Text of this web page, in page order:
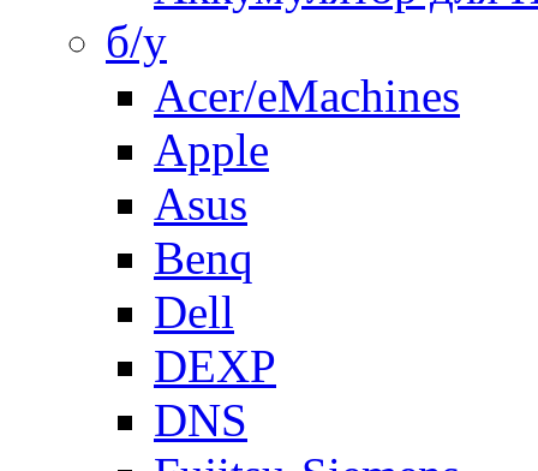
б/у
Acer/eMachines
Apple
Asus
Benq
Dell
DEXP
DNS